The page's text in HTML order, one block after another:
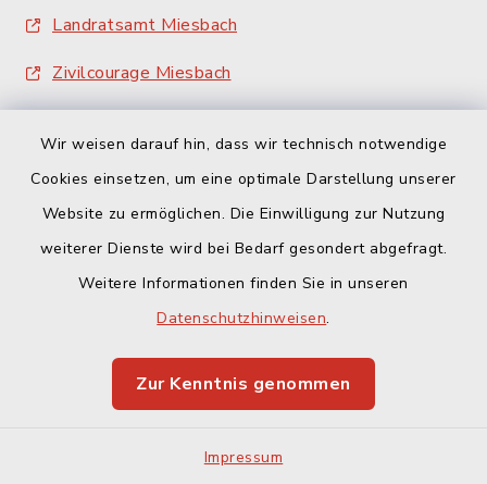
Wir weisen darauf hin, dass wir technisch notwendige
Cookies einsetzen, um eine optimale Darstellung unserer
Website zu ermöglichen. Die Einwilligung zur Nutzung
weiterer Dienste wird bei Bedarf gesondert abgefragt.
Weitere Informationen finden Sie in unseren
Datenschutzhinweisen.
Zur Kenntnis genommen
Impressum
Landratsamt Miesbach
Zivilcourage Miesbach
Barrierefreiheit
Impressum
Sitemap